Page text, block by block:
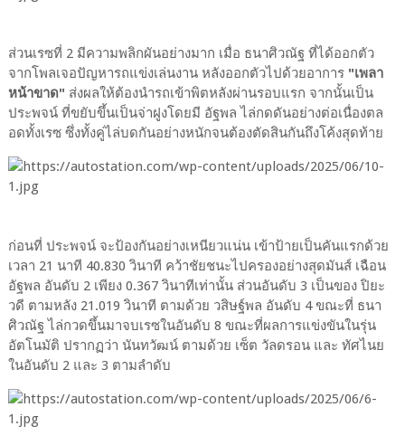
ส่วนเรซที่ 2 มีความพลิกผันอย่างมาก เมื่อ ธนาศิวณัฐ ที่ได้ออกตัว
จากโพลเจอปัญหารถแข่งเล่นงาน หลังออกตัวไปด้วยอาการ "เพลา
หน้าขาด" ส่งผลให้ต้องนำรถเข้าพิตหลังผ่านรอบแรก จากนั้นเป็น
ประพจน์ ที่ขยับขึ้นเป็นจ่าฝูงโดยมี อัฐพล ไล่กดดันอย่างต่อเนื่องตล
อดทั้งเรซ ซึ่งทั้งคู่ไล่บดกันอย่างหนักจนต้องตัดสินกันถึงโค้งสุดท้าย
ก่อนที่ ประพจน์ จะป้องกันอย่างเหนียวแน่น เข้าป้ายเป็นคันแรกด้วย
เวลา 21 นาที 40.830 วินาที คว้าชัยชนะไปครองอย่างสุดมันส์ เฉือน
อัฐพล อันดับ 2 เพียง 0.367 วินาทีเท่านั้น ส่วนอันดับ 3 เป็นของ ปิยะ
วดี ตามหลัง 21.019 วินาที ตามด้วย วสิษฐ์พล อันดับ 4 ขณะที่ ธนา
ศิวณัฐ ไล่กวดขึ้นมาจบเรซในอันดับ 8 ขณะที่ผลการแข่งขันในรุ่น
อัตโนมัติ ปรากฏว่า นันทวัฒน์ ตามด้วย เซ็ต วัลดรอน และ ทัศไนย
ในอันดับ 2 และ 3 ตามลำดับ